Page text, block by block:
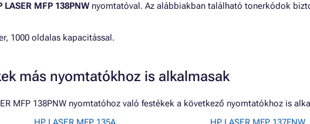
LASER MFP 138PNW nyomtatóval. Az alábbiakban található tonerkódok
1000 oldalas kapacitással.
más nyomtatókhoz is alkalmasak
MFP 138PNW nyomtatóhoz való festékek a következő nyomtatókhoz is